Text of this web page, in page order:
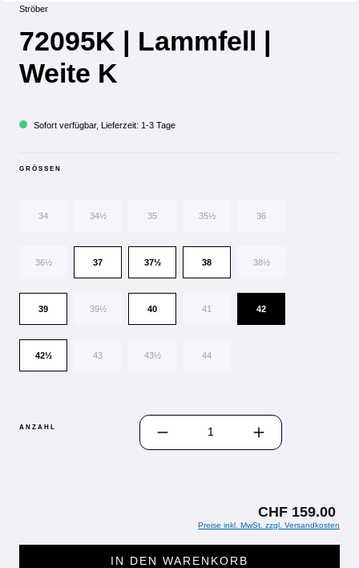
Ströber
72095K | Lammfell |
Weite K
Sofort verfügbar, Lieferzeit: 1-3 Tage
GRÖSSEN
34 34½ 35 35½ 36
36½ 37 37½ 38 38½
39 39½ 40 41 42
42½ 43 43½ 44
ANZAHL
PRODUKT ANZAHL: GIB DEN
CHF 159.00
Preise inkl. MwSt. zzgl. Versandkosten
IN DEN WARENKORB